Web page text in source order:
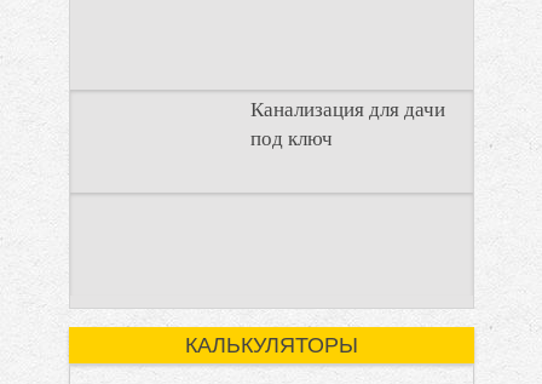
Канализация для дачи
под ключ
Современный
отсутствие
где каждая деталь
имеет значение.
КАЛЬКУЛЯТОРЫ